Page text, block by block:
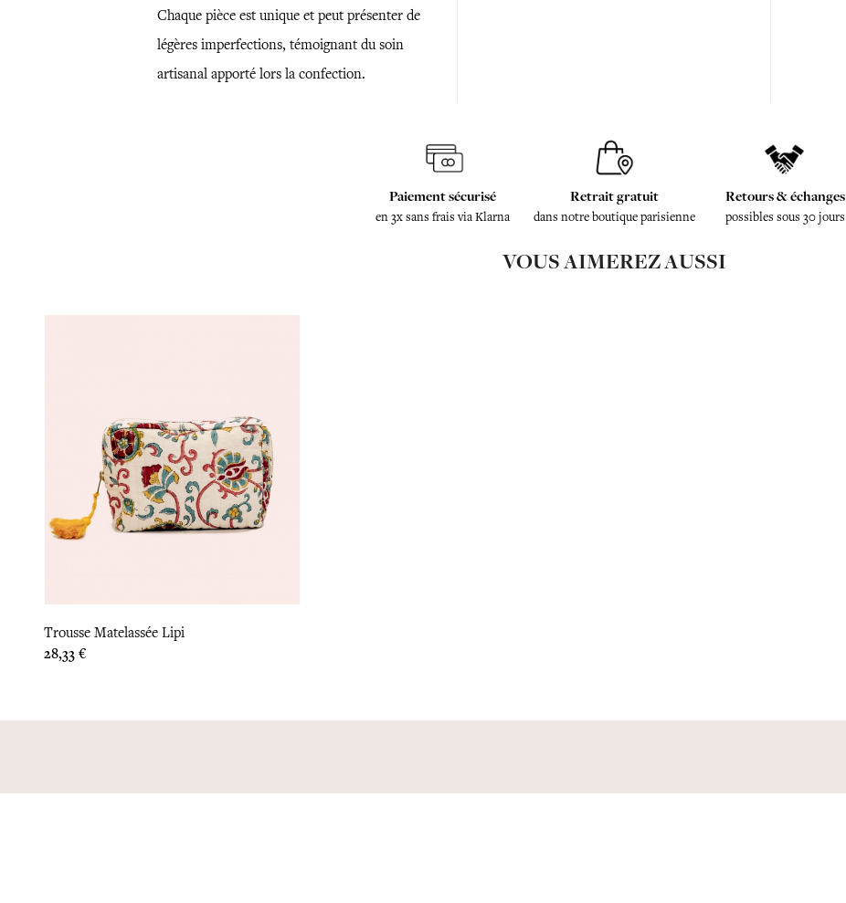
Chaque pièce est unique et peut présenter de
légères imperfections, témoignant du soin
artisanal apporté lors la confection.
Paiement sécurisé
en 3x sans frais via Klarna
Retrait gratuit
dans notre boutique parisienne
Retours & échanges
possibles sous 30 jours
VOUS AIMEREZ AUSSI
Trousse Matelassée Lipi
Prix
28,33 €